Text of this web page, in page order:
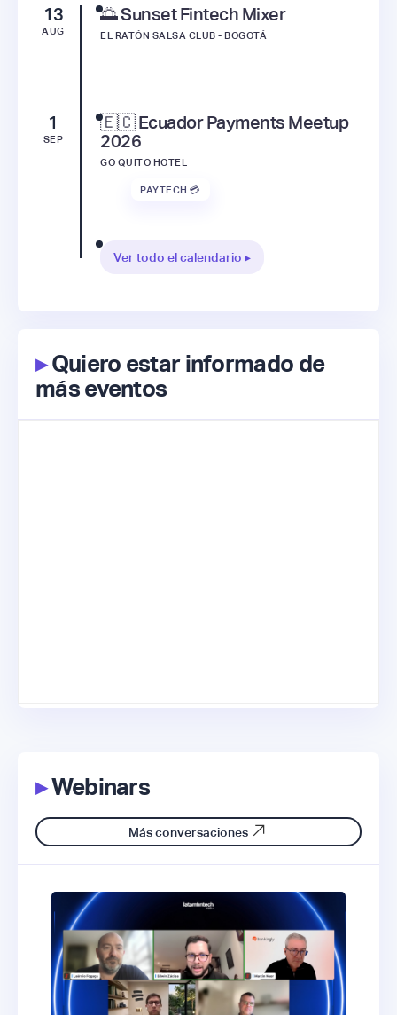
13
AUG
🌅 Sunset Fintech Mixer
EL RATÓN SALSA CLUB - BOGOTÁ
1
SEP
🇪🇨 Ecuador Payments Meetup
2026
GO QUITO HOTEL
PAYTECH 💳
Ver todo el calendario ▸
▸Quiero estar informado de
más eventos
▸Webinars
Más conversaciones